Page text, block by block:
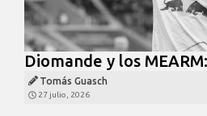
Diomande y los
Tomás Guasch
27 julio, 2026